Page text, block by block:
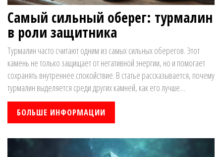
Самый сильный оберег: турмалин
в роли защитника
Турмалин часто считают одним из самых сильных оберегов. Этот
камень не только защищает от негативной энергии, но и помогает
сохранять внутреннее спокойствие. В статье рассказывается, почему
турмалин выделяется среди других камней, как его лучше
использовать и что говорят реальные истории. Читатель узнает
интересные факты и советы по выбору настоящего камня. Есть даже
лайфхаки по уходу за оберегом, чтобы он работал долго.
БОЛЬШЕ ИНФОРМАЦИИ